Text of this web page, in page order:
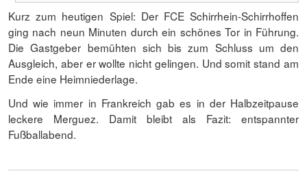
Kurz zum heutigen Spiel: Der FCE Schirrhein-Schirrhoffen
ging nach neun Minuten durch ein schönes Tor in Führung.
Die Gastgeber bemühten sich bis zum Schluss um den
Ausgleich, aber er wollte nicht gelingen. Und somit stand am
Ende eine Heimniederlage.
Und wie immer in Frankreich gab es in der Halbzeitpause
leckere Merguez. Damit bleibt als Fazit: entspannter
Fußballabend.